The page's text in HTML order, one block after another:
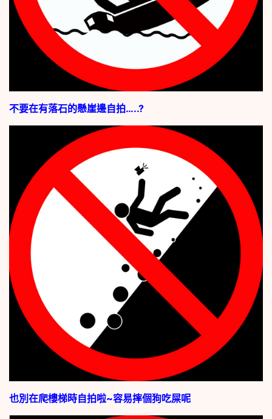
不要在有落石的懸崖邊自拍…..?
也別在爬樓梯時自拍啦~容易摔個狗吃屎呢